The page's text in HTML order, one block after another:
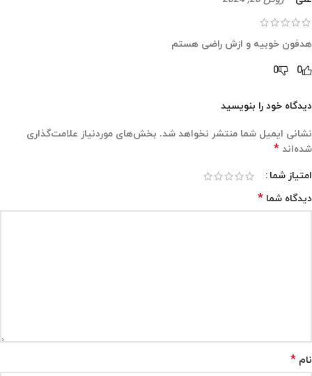
هدفون خوبیه و ازش راضی هستم
0
0
دیدگاه خود را بنویسید
نشانی ایمیل شما منتشر نخواهد شد. بخش‌های موردنیاز علامت‌گذاری
شده‌اند *
امتیاز شما
دیدگاه شما *
نام *